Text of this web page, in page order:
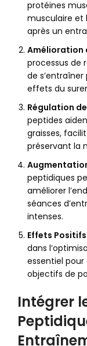
protéines
musculaire et
après un
Amélioration
processus de
de
effets du
Régulation
peptides
graisses,
préservant la
peptidiques
améliorer
séances
intenses.
Effets
dans
essentiel
objectifs de
Intégrer